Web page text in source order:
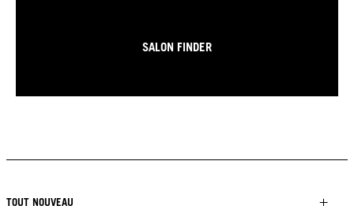
SALON FINDER
TOUT NOUVEAU